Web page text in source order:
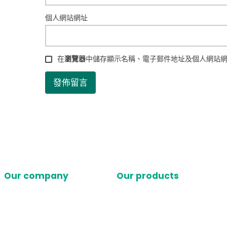
個人網站網址
在瀏覽器中儲存顯示名稱、電子郵件地址及個人網站
Our company Our products